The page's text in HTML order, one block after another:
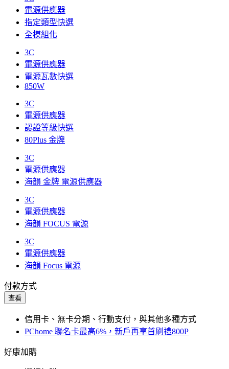
電源供應器
指定類型快選
全模組化
3C
電源供應器
電源瓦數快選
850W
3C
電源供應器
認證等級快選
80Plus 金牌
3C
電源供應器
海韻 金牌 電源供應器
3C
電源供應器
海韻 FOCUS 電源
3C
電源供應器
海韻 Focus 電源
付款方式
查看
信用卡、無卡分期、行動支付，與其他多種方式
PChome 聯名卡最高6%，新戶再享首刷禮800P
好康加購